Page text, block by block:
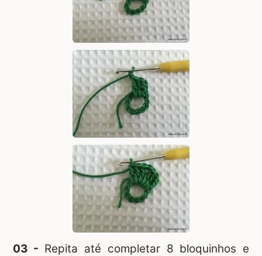
03 - Repita até completar 8 bloquinhos e